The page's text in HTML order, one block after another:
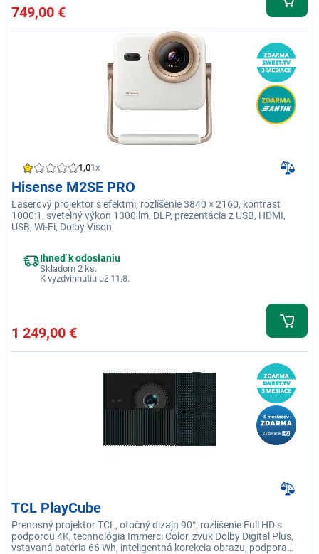
749,00 €
1,01x
Hisense M2SE PRO
Laserový projektor s efektmi, rozlíšenie 3840 × 2160, kontrast
1000:1, svetelný výkon 1300 lm, DLP, prezentácia z USB, HDMI,
USB, Wi-Fi, Dolby Vison
Ihneď k odoslaniu
Skladom 2 ks.
K vyzdvihnutiu už 11.8.
1 249,00 €
TCL PlayCube
Prenosný projektor TCL, otočný dizajn 90°, rozlíšenie Full HD s
podporou 4K, technológia Immerci Color, zvuk Dolby Digital Plus,
vstavaná batéria 66 Wh, inteligentná korekcia obrazu, podpora